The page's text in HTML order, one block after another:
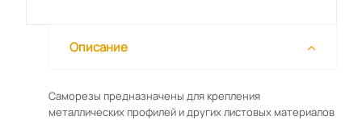
Описание
Саморезы предназначены для крепления
металлических профилей и других листовых материалов